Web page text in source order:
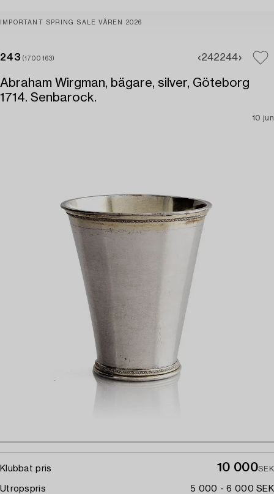
IMPORTANT SPRING SALE VÅREN 2026
243 (1700163) 242244
Abraham Wirgman, bägare, silver, Göteborg
1714. Senbarock.
10 jun
Klubbat pris 10 000SEK
Utropspris 5 000 - 6 000 SEK